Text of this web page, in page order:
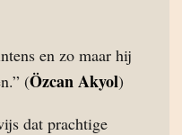
en zo maar hij
(Özcan Akyol)
dat prachtige